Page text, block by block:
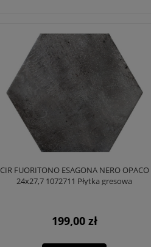
CIR FUORITONO ESAGONA NERO OPACO
24x27,7 1072711 Płytka gresowa
199,00 zł